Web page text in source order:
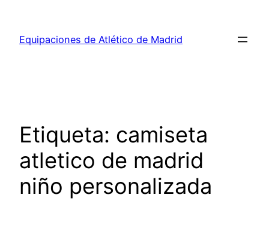
contenido
Equipaciones de Atlético de Madrid
Etiqueta: camiseta
atletico de madrid
niño personalizada